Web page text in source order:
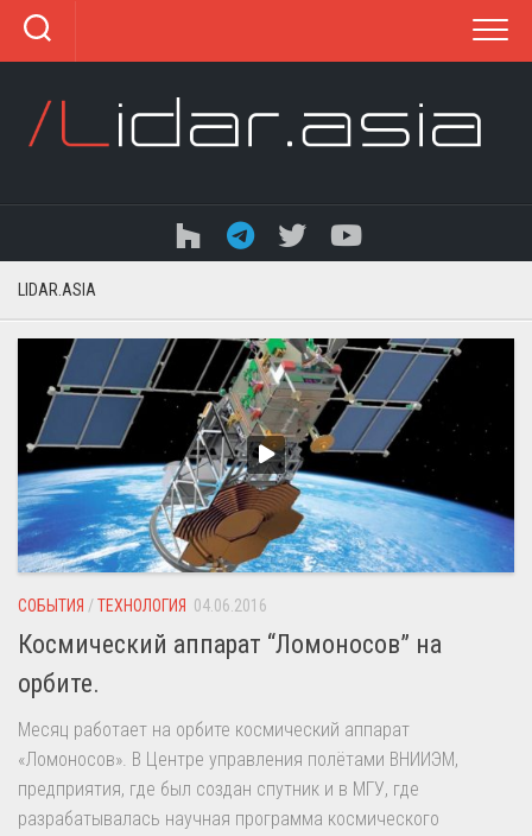
Перейти
содержанию
LIDAR.ASIA
СОБЫТИЯ /ТЕХНОЛОГИЯ 04.06.2016
Космический аппарат “Ломоносов” на
орбите.
Месяц работает на орбите космический аппарат
«Ломоносов». В Центре управления полётами ВНИИЭМ,
предприятия, где был создан спутник и в МГУ, где
разрабатывалась научная программа космического